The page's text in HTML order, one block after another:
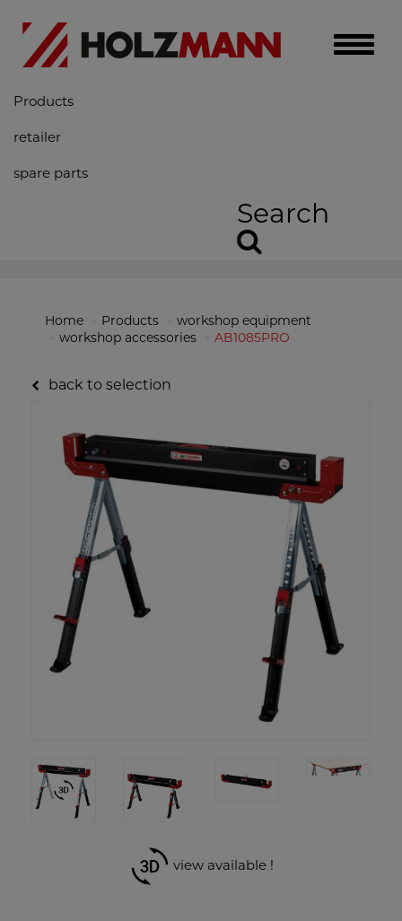
Toggle
Products
retailer
spare parts
Search
Home Products
workshop equipment
workshop accessories
AB1085PRO
back to selection
view available !